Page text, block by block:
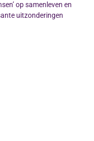
op samenleven en
uitzonderingen